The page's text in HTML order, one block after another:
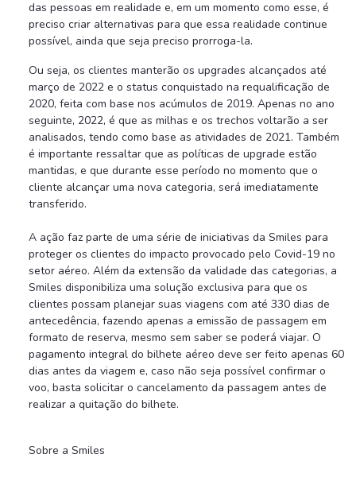
das pessoas em realidade e, em um momento como esse, é
preciso criar alternativas para que essa realidade continue
possível, ainda que seja preciso prorroga-la.
Ou seja, os clientes manterão os upgrades alcançados até
março de 2022 e o status conquistado na requalificação de
2020, feita com base nos acúmulos de 2019. Apenas no ano
seguinte, 2022, é que as milhas e os trechos voltarão a ser
analisados, tendo como base as atividades de 2021. Também
é importante ressaltar que as políticas de upgrade estão
mantidas, e que durante esse período no momento que o
cliente alcançar uma nova categoria, será imediatamente
transferido.
A ação faz parte de uma série de iniciativas da Smiles para
proteger os clientes do impacto provocado pelo Covid-19 no
setor aéreo. Além da extensão da validade das categorias, a
Smiles disponibiliza uma solução exclusiva para que os
clientes possam planejar suas viagens com até 330 dias de
antecedência, fazendo apenas a emissão de passagem em
formato de reserva, mesmo sem saber se poderá viajar. O
pagamento integral do bilhete aéreo deve ser feito apenas 60
dias antes da viagem e, caso não seja possível confirmar o
voo, basta solicitar o cancelamento da passagem antes de
realizar a quitação do bilhete.
Sobre a Smiles